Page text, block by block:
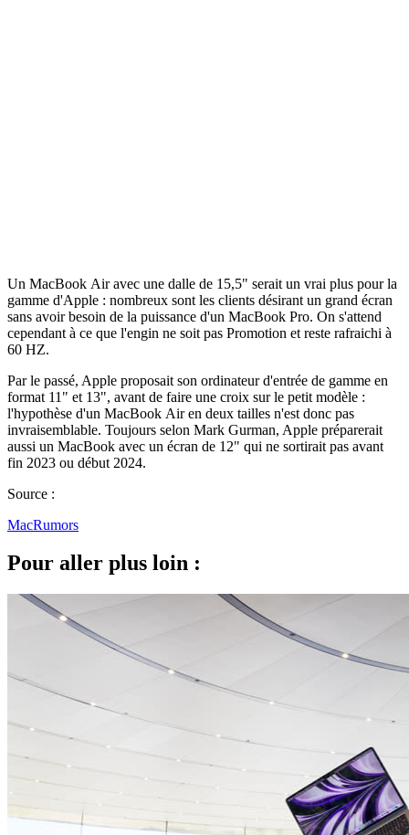
Un MacBook Air avec une dalle de 15,5" serait un vrai plus pour la
gamme d'Apple : nombreux sont les clients désirant un grand écran
sans avoir besoin de la puissance d'un MacBook Pro. On s'attend
cependant à ce que l'engin ne soit pas Promotion et reste rafraichi à
60 HZ.
Par le passé, Apple proposait son ordinateur d'entrée de gamme en
format 11" et 13", avant de faire une croix sur le petit modèle :
l'hypothèse d'un MacBook Air en deux tailles n'est donc pas
invraisemblable. Toujours selon Mark Gurman, Apple préparerait
aussi un MacBook avec un écran de 12" qui ne sortirait pas avant
fin 2023 ou début 2024.
Source :
MacRumors
Pour aller plus loin :